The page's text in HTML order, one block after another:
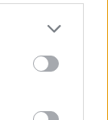
Vidéos